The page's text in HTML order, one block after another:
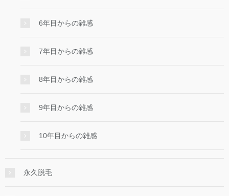
6年目からの雑感
7年目からの雑感
8年目からの雑感
9年目からの雑感
10年目からの雑感
永久脱毛